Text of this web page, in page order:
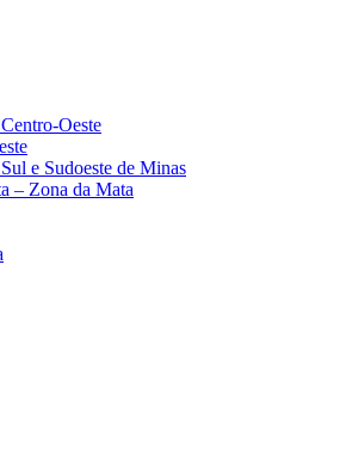
Oeste
e Sudoeste de Minas
– Zona da Mata